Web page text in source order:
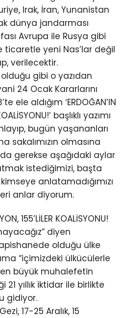
Irak, İran, Yunanistan
dünya jandarması
Avrupa ile Rusya gibi
ticaretle yeni Nas’lar değil
verilecektir.
gibi o yazıdan
24 Ocak Kararlarını
ele aldığım ‘ERDOĞAN’IN
başlıklı yazımı
bugün yaşananları
sakalımızın olmasına
gerekse aşağıdaki aylar
istediğimizi, başta
anlatamadığımızı
anlar diyorum.
155’LİLER KOALİSYONU!
diyen
olduğu ülke
“içimizdeki ülkücülerle
büyük muhalefetin
yıllık iktidar ile birlikte
gidiyor.
17-25 Aralık, 15